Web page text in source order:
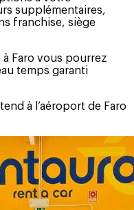
supplémentaires,
franchise, siège
Faro vous pourrez
temps garanti
à l’aéroport de Faro